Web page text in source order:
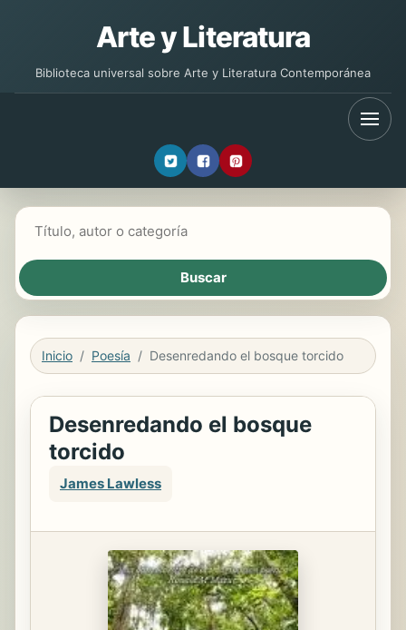
Arte y Literatura
Biblioteca universal sobre Arte y Literatura Contemporánea
Inicio Poesía Desenredando el bosque torcido
Desenredando el bosque
torcido
James Lawless